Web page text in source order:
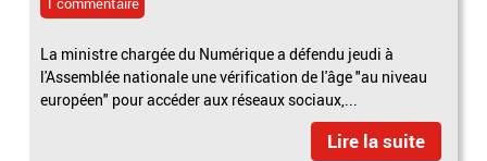
La ministre chargée du Numérique a défendu jeudi à
l'Assemblée nationale une vérification de l'âge "au niveau
européen" pour accéder aux réseaux sociaux,...
Lire la suite